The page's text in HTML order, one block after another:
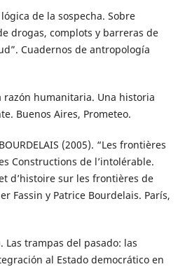
lógica de la sospecha. Sobre
drogas, complots y barreras de
Cuadernos de antropología
razón humanitaria. Una historia
Buenos Aires, Prometeo.
(2005). “Les frontières
Constructions de l’intolérable.
d’histoire sur les frontières de
Fassin y Patrice Bourdelais. París,
Las trampas del pasado: las
al Estado democrático en